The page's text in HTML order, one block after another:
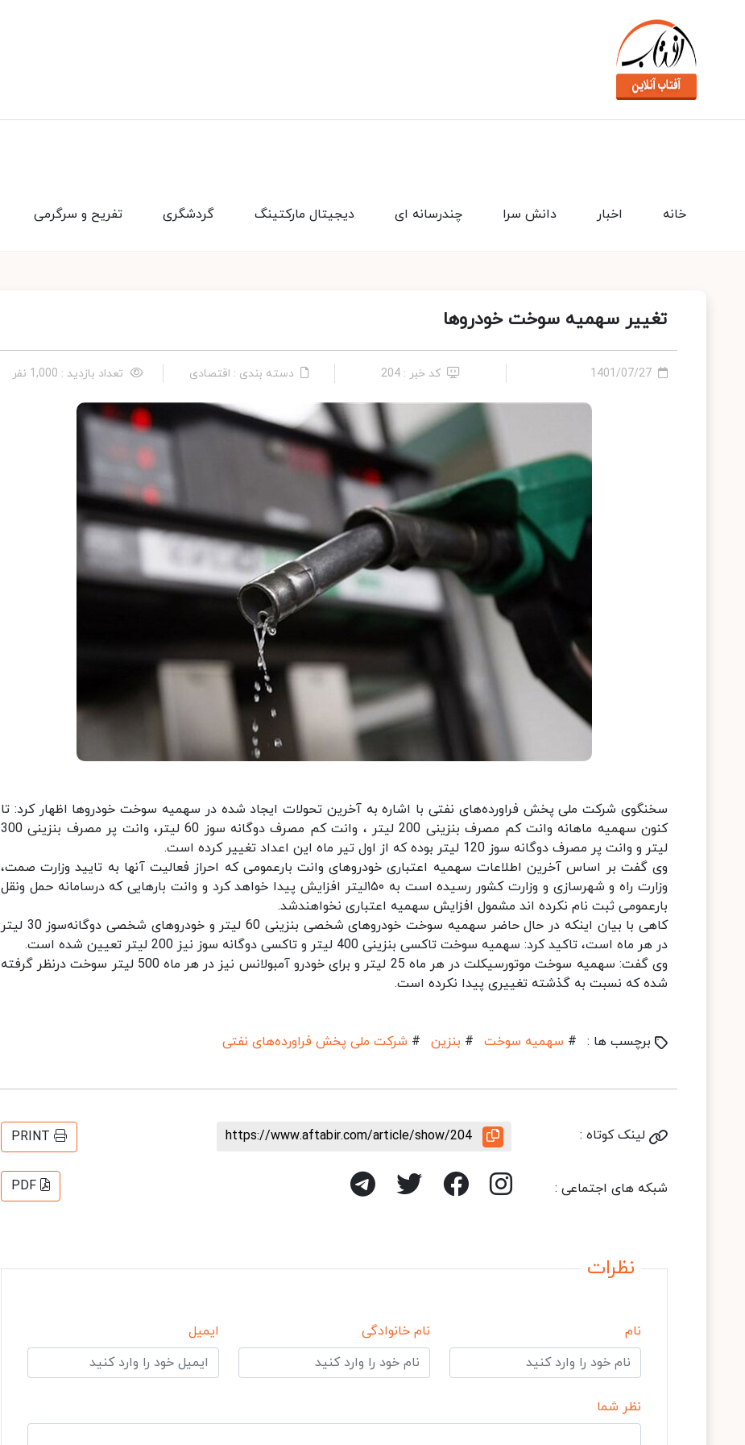
تفریح و سرگرمی گردشگری دیجیتال مارکتینگ چندرسانه ای دانش سرا اخبار خانه
تغییر سهمیه سوخت خودروها
1401/07/27 کد خبر : 204 دسته بندی : اقتصادی تعداد بازدید : 1,000 نفر
سخنگوی شرکت ملی پخش فراورده‌های نفتی با اشاره به آخرین تحولات ایجاد شده در سهمیه سوخت خودروها اظهار کرد: تا
کنون سهمیه ماهانه وانت کم مصرف بنزینی 200 لیتر ، وانت کم مصرف دوگانه سوز 60 لیتر، وانت پر مصرف بنزینی 300
لیتر و وانت پر مصرف دوگانه سوز 120 لیتر بوده که از اول تیر ماه این اعداد تغییر کرده است.
وی گفت بر اساس آخرین اطلاعات سهمیه اعتباری خودروهای وانت بارعمومی که احراز فعالیت آنها به تایید وزارت صمت،
وزارت راه و شهرسازی و وزارت کشور رسیده است به ۱۵۰لیتر افزایش پیدا خواهد کرد و وانت بارهایی که درسامانه حمل ونقل
بارعمومی ثبت نام نکرده اند مشمول افزایش سهمیه اعتباری نخواهندشد.
کاهی با بیان اینکه در حال حاضر سهمیه سوخت خودروهای شخصی بنزینی 60 لیتر و خودروهای شخصی دوگانه‌سوز 30 لیتر
در هر ماه است، تاکید کرد: سهمیه سوخت تاکسی بنزینی 400 لیتر و تاکسی دوگانه سوز نیز 200 لیتر تعیین شده است.
وی گفت: سهمیه سوخت موتورسیکلت در هر ماه 25 لیتر و برای خودرو آمبولانس نیز در هر ماه 500 لیتر سوخت درنظر گرفته
شده که نسبت به گذشته تغییری پیدا نکرده است.
برچسب ها : # سهمیه سوخت # بنزین # شرکت ملی پخش فراورده‌های نفتی
لینک کوتاه : https://www.aftabir.com/article/show/204
PRINT
شبکه های اجتماعی : PDF
نظرات
نام نام خانوادگی ایمیل
نظر شما